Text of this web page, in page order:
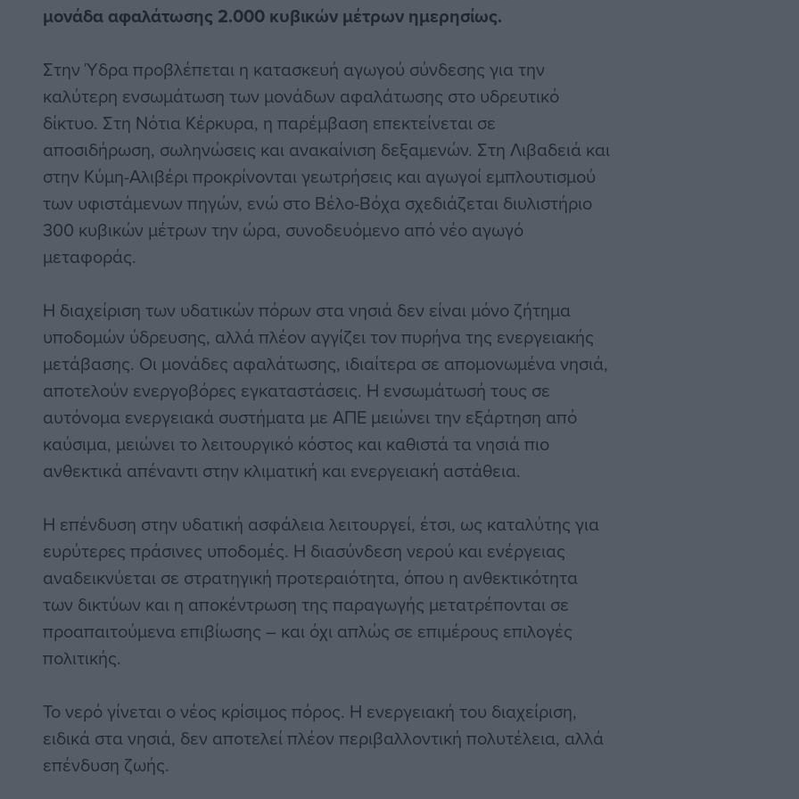
μονάδα αφαλάτωσης 2.000 κυβικών μέτρων ημερησίως.
Στην Ύδρα προβλέπεται η κατασκευή αγωγού σύνδεσης για την
καλύτερη ενσωμάτωση των μονάδων αφαλάτωσης στο υδρευτικό
δίκτυο. Στη Νότια Κέρκυρα, η παρέμβαση επεκτείνεται σε
αποσιδήρωση, σωληνώσεις και ανακαίνιση δεξαμενών. Στη Λιβαδειά και
στην Κύμη-Αλιβέρι προκρίνονται γεωτρήσεις και αγωγοί εμπλουτισμού
των υφιστάμενων πηγών, ενώ στο Βέλο-Βόχα σχεδιάζεται διυλιστήριο
300 κυβικών μέτρων την ώρα, συνοδευόμενο από νέο αγωγό
μεταφοράς.
Η διαχείριση των υδατικών πόρων στα νησιά δεν είναι μόνο ζήτημα
υποδομών ύδρευσης, αλλά πλέον αγγίζει τον πυρήνα της ενεργειακής
μετάβασης. Οι μονάδες αφαλάτωσης, ιδιαίτερα σε απομονωμένα νησιά,
αποτελούν ενεργοβόρες εγκαταστάσεις. Η ενσωμάτωσή τους σε
αυτόνομα ενεργειακά συστήματα με ΑΠΕ μειώνει την εξάρτηση από
καύσιμα, μειώνει το λειτουργικό κόστος και καθιστά τα νησιά πιο
ανθεκτικά απέναντι στην κλιματική και ενεργειακή αστάθεια.
Η επένδυση στην υδατική ασφάλεια λειτουργεί, έτσι, ως καταλύτης για
ευρύτερες πράσινες υποδομές. Η διασύνδεση νερού και ενέργειας
αναδεικνύεται σε στρατηγική προτεραιότητα, όπου η ανθεκτικότητα
των δικτύων και η αποκέντρωση της παραγωγής μετατρέπονται σε
προαπαιτούμενα επιβίωσης – και όχι απλώς σε επιμέρους επιλογές
πολιτικής.
Το νερό γίνεται ο νέος κρίσιμος πόρος. Η ενεργειακή του διαχείριση,
ειδικά στα νησιά, δεν αποτελεί πλέον περιβαλλοντική πολυτέλεια, αλλά
επένδυση ζωής.